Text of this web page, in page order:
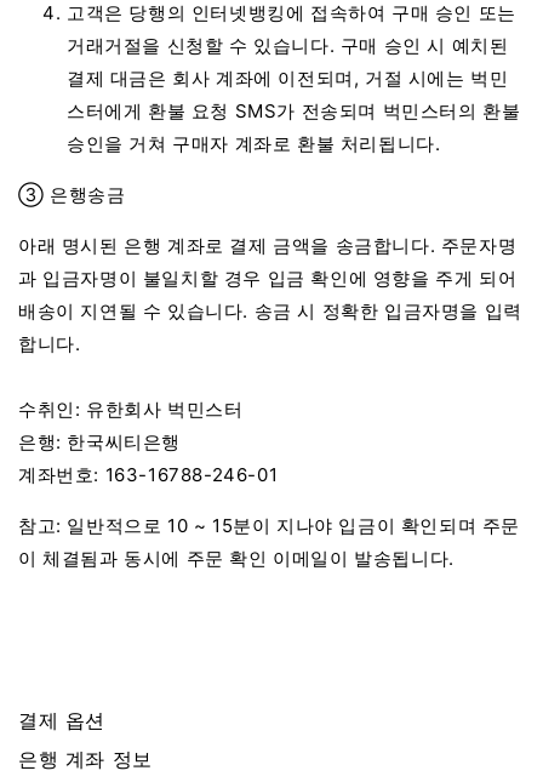
고객은 당행의 인터넷뱅킹에 접속하여 구매 승인 또는
거래거절을 신청할 수 있습니다. 구매 승인 시 예치된
결제 대금은 회사 계좌에 이전되며, 거절 시에는 벅민
스터에게 환불 요청 SMS가 전송되며 벅민스터의 환불
승인을 거쳐 구매자 계좌로 환불 처리됩니다.
③ 은행송금
아래 명시된 은행 계좌로 결제 금액을 송금합니다. 주문자명
과 입금자명이 불일치할 경우 입금 확인에 영향을 주게 되어
배송이 지연될 수 있습니다. 송금 시 정확한 입금자명을 입력
합니다.
수취인: 유한회사 벅민스터
은행: 한국씨티은행
계좌번호: 163-16788-246-01
참고: 일반적으로 10 ~ 15분이 지나야 입금이 확인되며 주문
이 체결됨과 동시에 주문 확인 이메일이 발송됩니다.
결제 옵션
은행 계좌 정보